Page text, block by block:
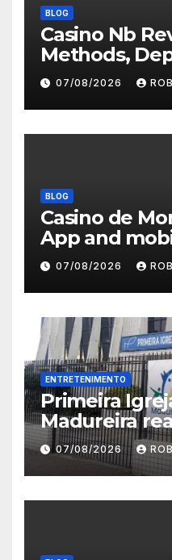
BLOG
Casino Nb
Methods,
Withdrawal
Canadian
07/08/2026
BLOG
Casino de
App and
Canadian
07/08/2026
ENTRETENIMENTO
Primeira
Madureira
Madureira
social e
07/08/2026